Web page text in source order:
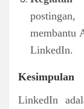
membantu
LinkedIn.
Kesimpulan
LinkedIn